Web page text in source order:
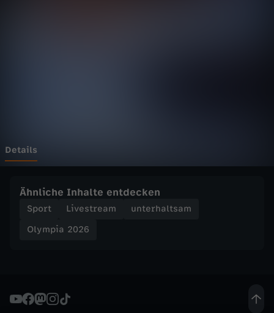
C
r
n
Details
Ähnliche Inhalte entdecken
Sport Livestream
unterhaltsam
Olympia 2026